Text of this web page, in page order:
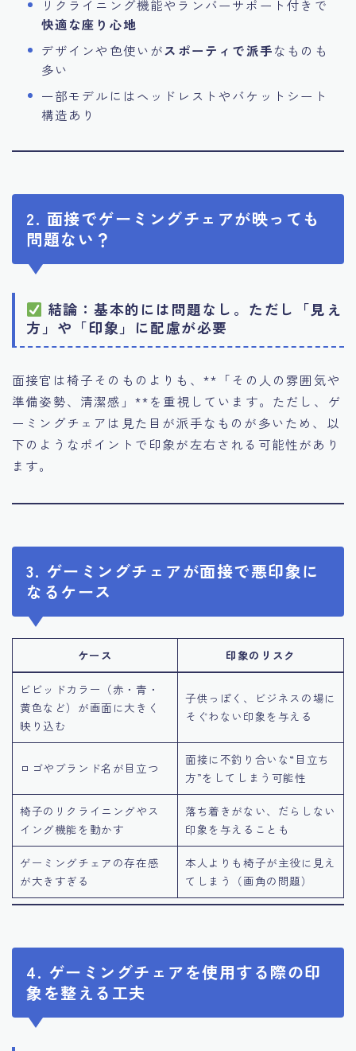
リクライニング機能やランバーサポート付きで
快適な座り心地
デザインや色使いがスポーティで派手なものも
多い
一部モデルにはヘッドレストやバケットシート
構造あり
2. 面接でゲーミングチェアが映っても
問題ない？
結論：基本的には問題なし。ただし「見え
方」や「印象」に配慮が必要
面接官は椅子そのものよりも、**「その人の雰囲気や
準備姿勢、清潔感」**を重視しています。ただし、ゲ
ーミングチェアは見た目が派手なものが多いため、以
下のようなポイントで印象が左右される可能性があり
ます。
3. ゲーミングチェアが面接で悪印象に
なるケース
ケース 印象のリスク
ビビッドカラー（赤・青・
黄色など）が画面に大きく
映り込む
子供っぽく、ビジネスの場に
そぐわない印象を与える
ロゴやブランド名が目立つ
面接に不釣り合いな“目立ち
方”をしてしまう可能性
椅子のリクライニングやス
イング機能を動かす
落ち着きがない、だらしない
印象を与えることも
ゲーミングチェアの存在感
が大きすぎる
本人よりも椅子が主役に見え
てしまう（画角の問題）
4. ゲーミングチェアを使用する際の印
象を整える工夫